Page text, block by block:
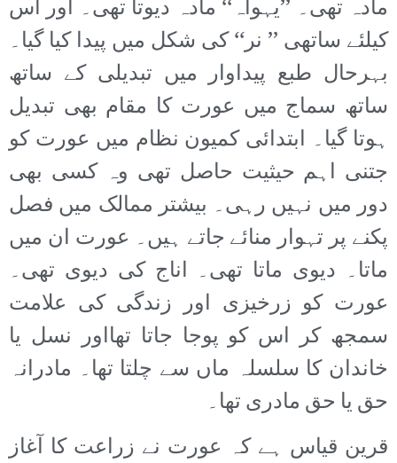
مادہ تھی۔ ’’یہواہ‘‘ مادہ دیوتا تھی۔ اور اس
کیلئے ساتھی ’’ نر‘‘ کی شکل میں پیدا کیا گیا۔
بہرحال طبع پیداوار میں تبدیلی کے ساتھ
ساتھ سماج میں عورت کا مقام بھی تبدیل
ہوتا گیا۔ ابتدائی کمیون نظام میں عورت کو
جتنی اہم حیثیت حاصل تھی وہ کسی بھی
دور میں نہیں رہی۔ بیشتر ممالک میں فصل
پکنے پر تہوار منائے جاتے ہیں۔ عورت ان میں
ماتا۔ دیوی ماتا تھی۔ اناج کی دیوی تھی۔
عورت کو زرخیزی اور زندگی کی علامت
سمجھ کر اس کو پوجا جاتا تھااور نسل یا
خاندان کا سلسلہ ماں سے چلتا تھا۔ مادرانہ
حق یا حق مادری تھا۔
قرین قیاس ہے کہ عورت نے زراعت کا آغاز